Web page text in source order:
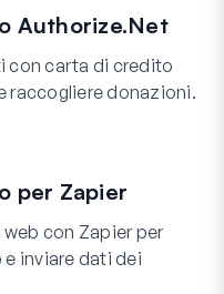
Authorize.Net
con carta di credito
raccogliere donazioni.
per Zapier
con Zapier per
inviare dati dei